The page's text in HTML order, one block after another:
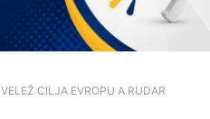
VELEŽ CILJA EVROPU A RUDAR